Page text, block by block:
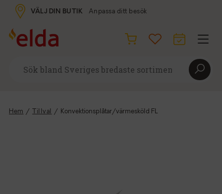
VÄLJ DIN BUTIK Anpassa ditt besök
Hem / Tillval / Konvektionsplåtar/värmesköld FL